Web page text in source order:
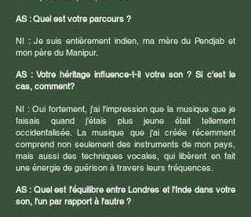
AS : Quel est votre parcours ?
NI : Je suis entièrement indien, ma mère du Pendjab et
mon père du Manipur.
AS : Votre héritage influence-t-il votre son ? Si c'est le
cas, comment?
NI : Oui fortement, j'ai l'impression que la musique que je
faisais quand j'étais plus jeune était tellement
occidentalisée. La musique que j'ai créée récemment
comprend non seulement des instruments de mon pays,
mais aussi des techniques vocales, qui libèrent en fait
une énergie de guérison à travers leurs fréquences.
AS : Quel est l'équilibre entre Londres et l'Inde dans votre
son, l'un par rapport à l'autre ?